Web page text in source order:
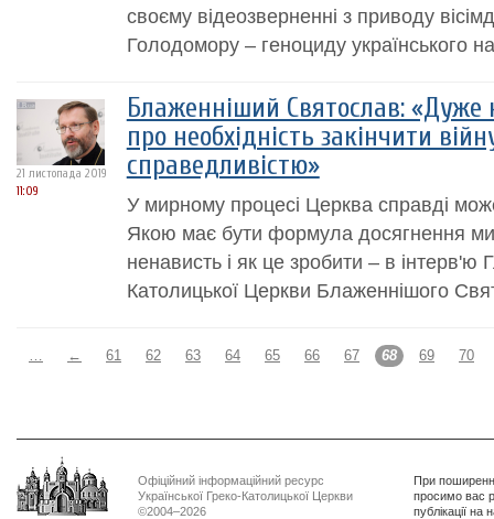
своєму відеозверненні з приводу
Голодомору – геноциду українського
21 листопада 2019
11:09
Блаженніший Святослав: «Дуже
про необхідність закінчити
справедливістю»
У мирному процесі Церква справді
Якою має бути формула досягнення
ненависть і як це зробити – в інтерв'ю
Католицької Церкви Блаженнішого
… ← 61 62 63 64 65 66 67 68 69 70
Офіційний інформаційний ресурс
Української Греко-Католицької Церкви
©2004–2026
При
просимо вас
публікації на